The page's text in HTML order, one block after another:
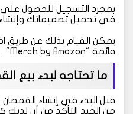
بمجرد التسجيل للحصول
في تحميل تصميماتك
يمكن القيام بذلك عن طريق
قائمة "Merch by Amazon".
ما تحتاجه لبدء بيع
من الجيد التأكد من أن لديك